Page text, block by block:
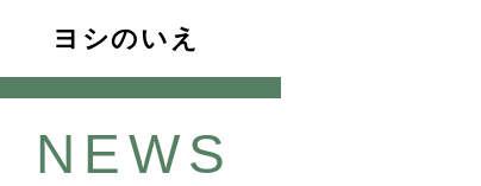
ヨシのいえ
NEWS